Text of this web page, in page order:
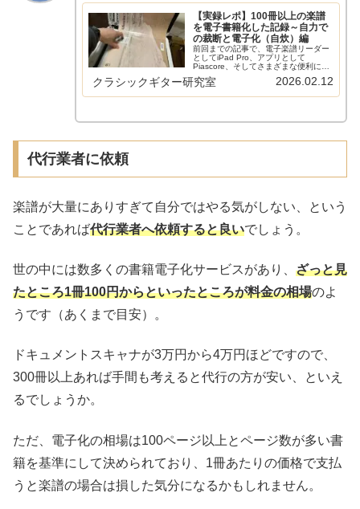
【実録レポ】100冊以上の楽譜
を電子書籍化した記録～自力で
の裁断と電子化（自炊）編
前回までの記事で、電子楽譜リーダー
としてiPad Pro、アプリとして
Piascore、そしてさまざまな便利に使
える周辺機器を揃えました。今回はい
よいよ肝心の楽譜の電子化について、
クラシックギター研究室 2026.02.12
代行業者に依頼
楽譜が大量にありすぎて自分ではやる気がしない、という
ことであれば代行業者へ依頼すると良いでしょう。
世の中には数多くの書籍電子化サービスがあり、 ざっと見
たところ1冊100円からといったところが料金の相場のよ
うです（あくまで目安）。
ドキュメントスキャナが3万円から4万円ほどですので、
300冊以上あれば手間も考えると代行の方が安い、といえ
るでしょうか。
ただ、電子化の相場は100ページ以上とページ数が多い書
籍を基準にして決められており、1冊あたりの価格で支払
うと楽譜の場合は損した気分になるかもしれません。